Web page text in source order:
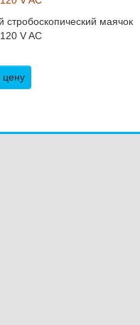
маячок
V AC
цену